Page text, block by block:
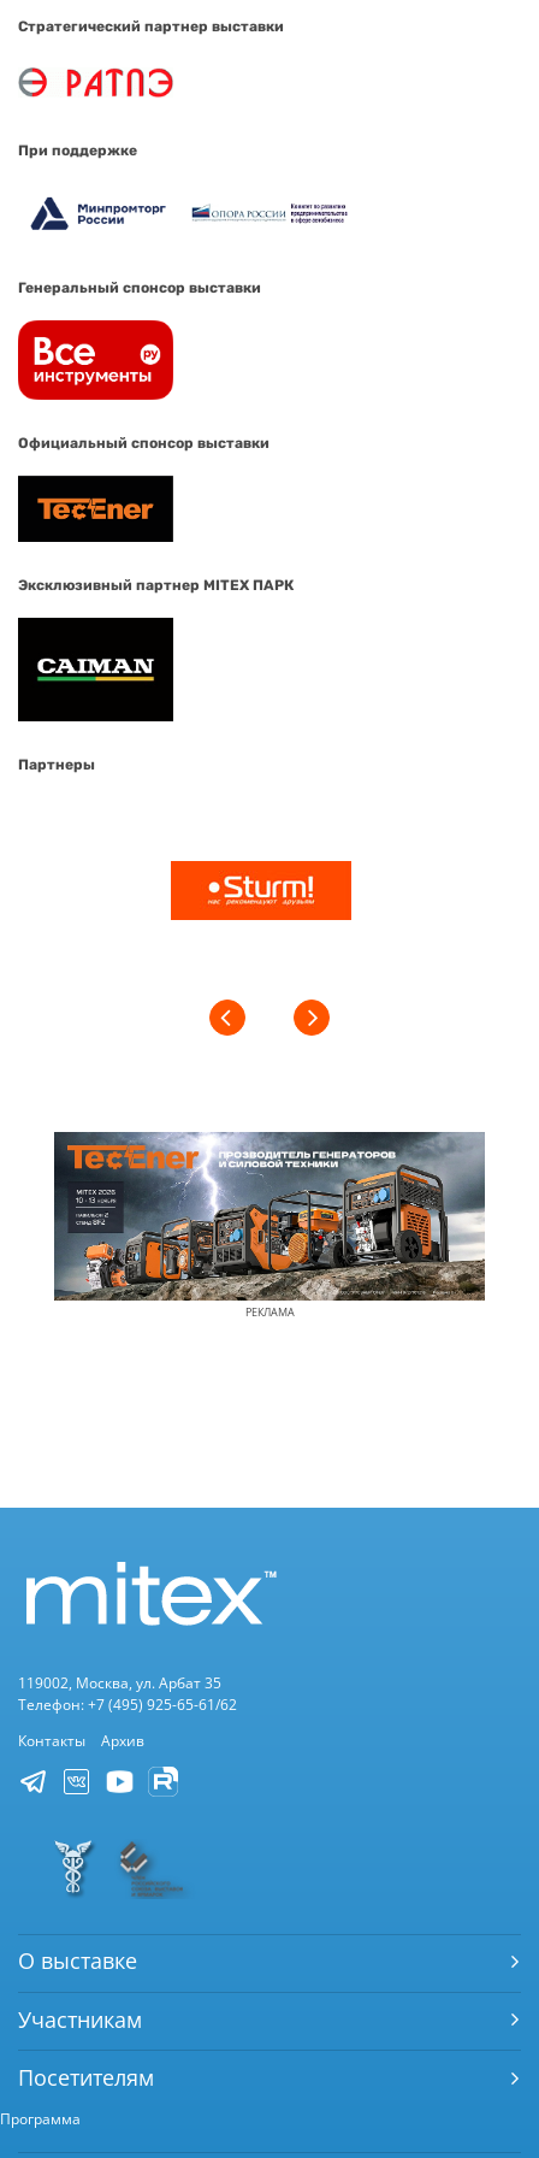
Стратегический партнер выставки
При поддержке
Генеральный спонсор выставки
Официальный спонсор выставки
Эксклюзивный партнер MITEX ПАРК
Партнеры
РЕКЛАМА
119002, Москва, ул. Арбат 35
Телефон: +7 (495) 925-65-61/62
Контакты
Архив
О выставке
Участникам
Посетителям
Программа